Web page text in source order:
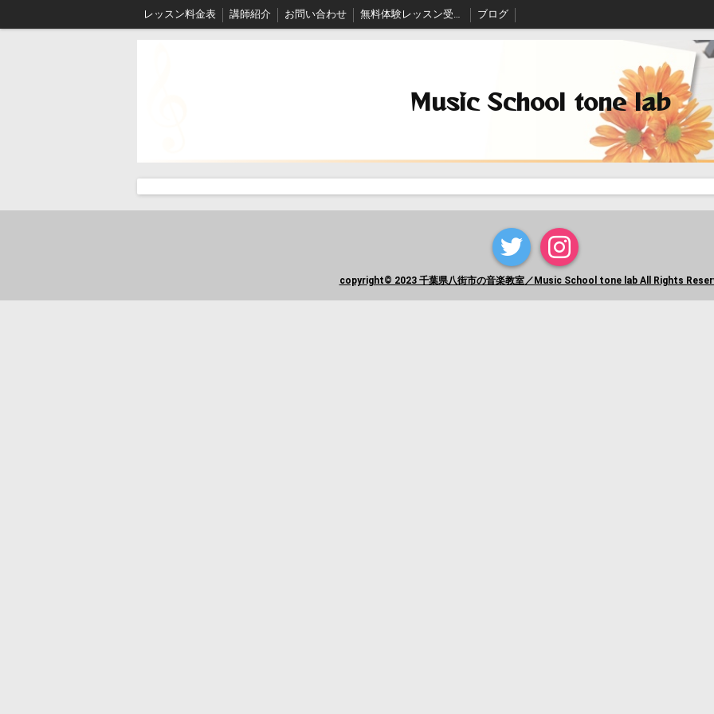
レッスン料金表 講師紹介 お問い合わせ 無料体験レッスン受付中 ブログ
Music School tone lab
copyright© 2023 千葉県八街市の音楽教室／Music School tone lab All Rights